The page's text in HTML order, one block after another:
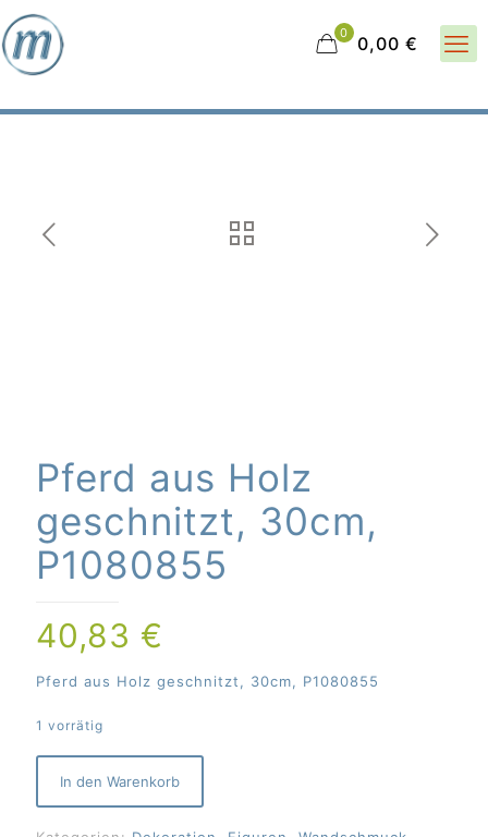
0 0,00 €
Pferd aus Holz
geschnitzt, 30cm,
P1080855
40,83 €
Pferd aus Holz geschnitzt, 30cm, P1080855
1 vorrätig
In den Warenkorb